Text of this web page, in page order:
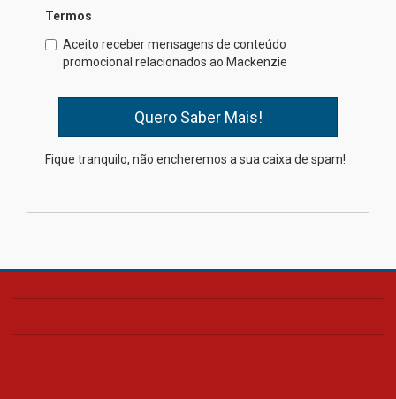
internacionais
03.08.2026
Oncologista do HUEM ressalta
importância da prevenção e
diagnóstico precoce do câncer
de pulmão
Termos
Aceito receber mensagens de conteúdo
promocional relacionados ao Mackenzie
Fique tranquilo, não encheremos a sua caixa de spam!